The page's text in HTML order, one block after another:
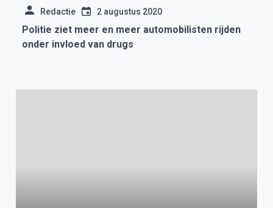
Redactie 2 augustus 2020
Politie ziet meer en meer automobilisten rijden
onder invloed van drugs